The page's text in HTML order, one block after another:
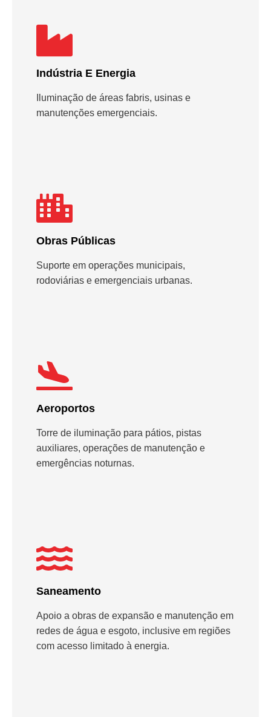
Indústria E Energia
Iluminação de áreas fabris, usinas e
manutenções emergenciais.
Obras Públicas
Suporte em operações municipais,
rodoviárias e emergenciais urbanas.
Aeroportos
Torre de iluminação para pátios, pistas
auxiliares, operações de manutenção e
emergências noturnas.
Saneamento
Apoio a obras de expansão e manutenção em
redes de água e esgoto, inclusive em regiões
com acesso limitado à energia.